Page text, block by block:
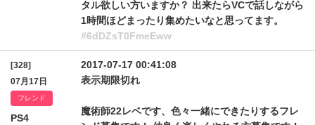
タル欲しい方いますか？ 出来たらVCで話しながら
1時間ほどまったり集めたいなと思ってます。
#6dDZsT0FmeEww
[328]
07月17日
フレンド
PS4
2017-07-17 00:41:08
表示期限切れ
魔術師22レベです、色々一緒にできたりするフレ